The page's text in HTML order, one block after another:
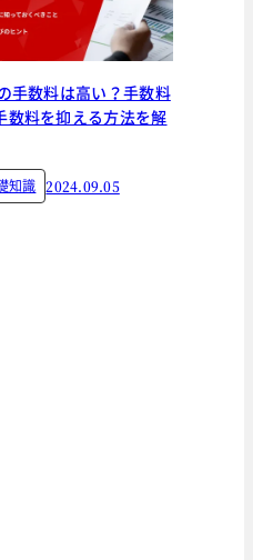
手数料は高い？手数料
数料を抑える方法を解
知識 2024.09.05